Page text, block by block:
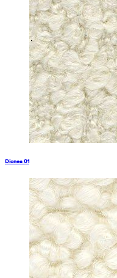
Dionea 01